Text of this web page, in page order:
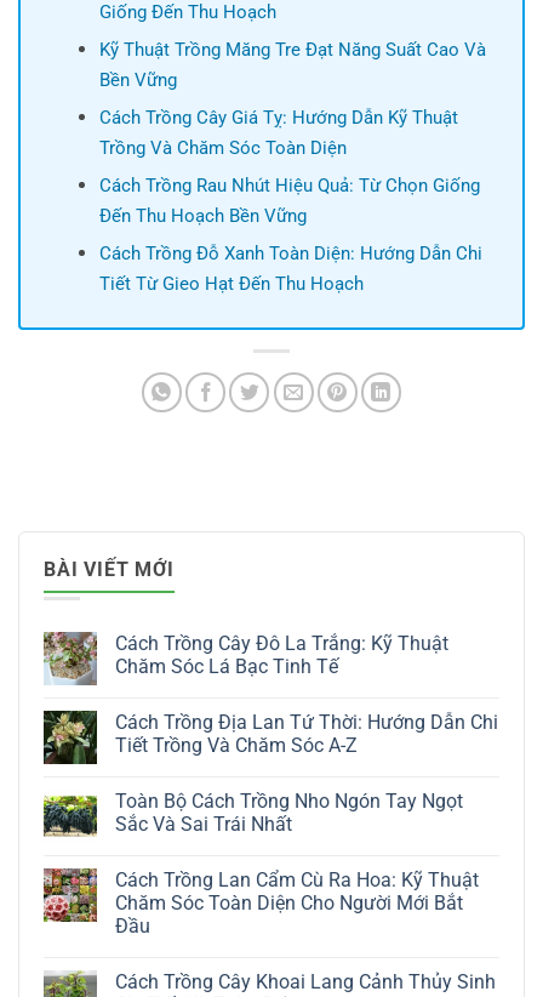
Giống Đến Thu Hoạch
Kỹ Thuật Trồng Măng Tre Đạt Năng Suất Cao Và
Bền Vững
Cách Trồng Cây Giá Tỵ: Hướng Dẫn Kỹ Thuật
Trồng Và Chăm Sóc Toàn Diện
Cách Trồng Rau Nhút Hiệu Quả: Từ Chọn Giống
Đến Thu Hoạch Bền Vững
Cách Trồng Đỗ Xanh Toàn Diện: Hướng Dẫn Chi
Tiết Từ Gieo Hạt Đến Thu Hoạch
BÀI VIẾT MỚI
Cách Trồng Cây Đô La Trắng: Kỹ Thuật
Chăm Sóc Lá Bạc Tinh Tế
bình
luận
Cây
Đô
La
Thuật
Chăm
Sóc
Lá
Tế
Cách Trồng Địa Lan Tứ Thời: Hướng Dẫn Chi
Tiết Trồng Và Chăm Sóc A-Z
bình
luận
ở
Địa
Lan
Tứ
Thời:
Chi
Tiết
Toàn Bộ Cách Trồng Nho Ngón Tay Ngọt
Sắc Và Sai Trái Nhất
bình
luận
ở
Toàn
Trồng
Nho
Cách Trồng Lan Cẩm Cù Ra Hoa: Kỹ Thuật
Chăm Sóc Toàn Diện Cho Người Mới Bắt
Đầu
bình
Cách Trồng Cây Khoai Lang Cảnh Thủy Sinh